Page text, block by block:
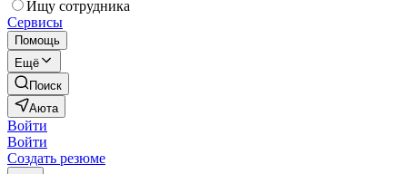
Ищу сотрудника
Сервисы
Помощь
Ещё
Поиск
Аюта
Войти
Войти
Создать резюме